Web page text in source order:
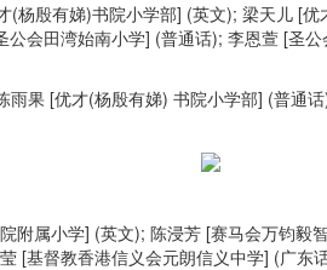
杨殷有娣)书院小学部] (英文); 梁天儿 [
会田湾始南小学] (普通话); 李恩萱 [圣
果 [优才(杨殷有娣) 书院小学部] (普
附属小学] (英文); 陈浸芳 [赛马会万钧
[基督教香港信义会元朗信义中学] (广东